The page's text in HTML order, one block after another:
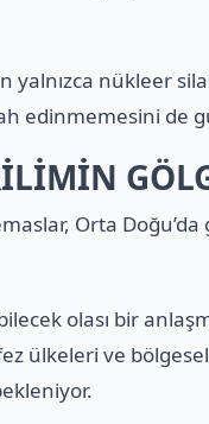
yalnızca nükleer
edinmemesini de
Orta
olası bir
ülkeleri ve